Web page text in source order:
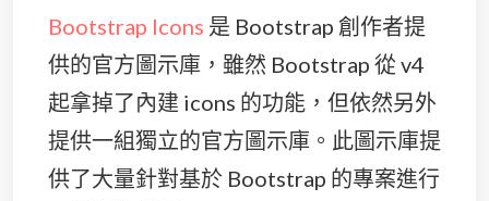
Bootstrap Icons 是 Bootstrap 創作者提
供的官方圖示庫，雖然 Bootstrap 從 v4
起拿掉了內建 icons 的功能，但依然另外
提供一組獨立的官方圖示庫。此圖示庫提
供了大量針對基於 Bootstrap 的專案進行